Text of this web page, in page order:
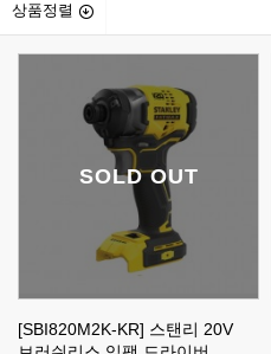
상품정렬
SOLD OUT
[SBI820M2K-KR] 스탠리 20V